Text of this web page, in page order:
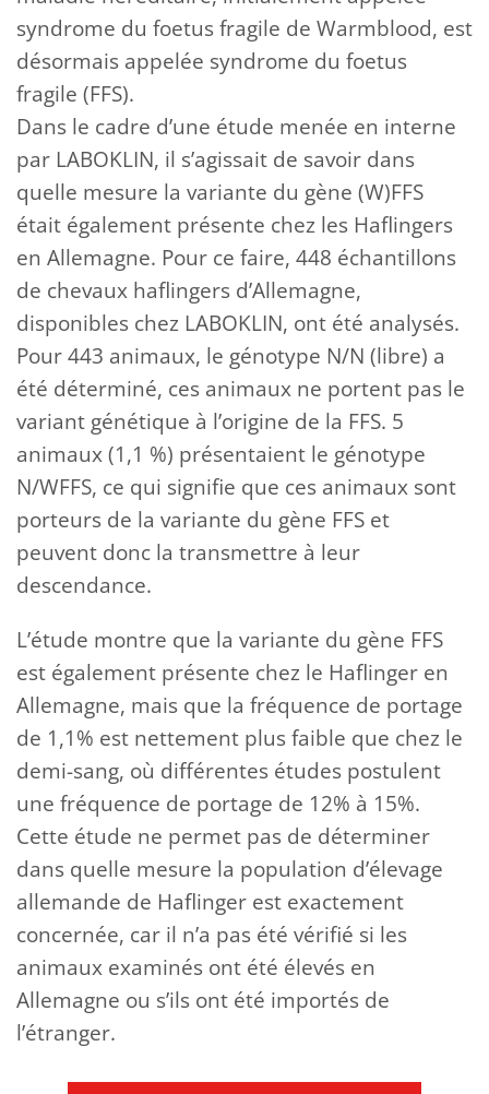
syndrome du foetus fragile de Warmblood, est
désormais appelée syndrome du foetus
fragile (FFS).
Dans le cadre d’une étude menée en interne
par LABOKLIN, il s’agissait de savoir dans
quelle mesure la variante du gène (W)FFS
était également présente chez les Haflingers
en Allemagne. Pour ce faire, 448 échantillons
de chevaux haflingers d’Allemagne,
disponibles chez LABOKLIN, ont été analysés.
Pour 443 animaux, le génotype N/N (libre) a
été déterminé, ces animaux ne portent pas le
variant génétique à l’origine de la FFS. 5
animaux (1,1 %) présentaient le génotype
N/WFFS, ce qui signifie que ces animaux sont
porteurs de la variante du gène FFS et
peuvent donc la transmettre à leur
descendance.
L’étude montre que la variante du gène FFS
est également présente chez le Haflinger en
Allemagne, mais que la fréquence de portage
de 1,1% est nettement plus faible que chez le
demi-sang, où différentes études postulent
une fréquence de portage de 12% à 15%.
Cette étude ne permet pas de déterminer
dans quelle mesure la population d’élevage
allemande de Haflinger est exactement
concernée, car il n’a pas été vérifié si les
animaux examinés ont été élevés en
Allemagne ou s’ils ont été importés de
l’étranger.